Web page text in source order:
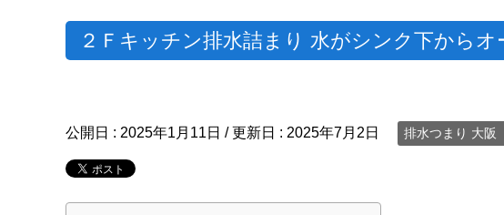
２Ｆキッチン排水詰まり 水がシンク下から
公開日 : 2025年1月11日 / 更新日 : 2025年7月2日 排水つまり 大阪